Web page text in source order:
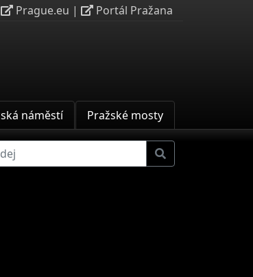
Prague.eu | Portál Pražana
náměstí Pražské mosty